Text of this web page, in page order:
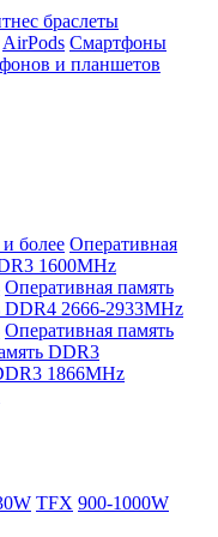
браслеты
AirPods Смартфоны
и планшетов
более Оперативная
1600MHz
Оперативная память
DDR4 2666-2933MHz
Оперативная память
DDR3
1866MHz
TFX 900-1000W